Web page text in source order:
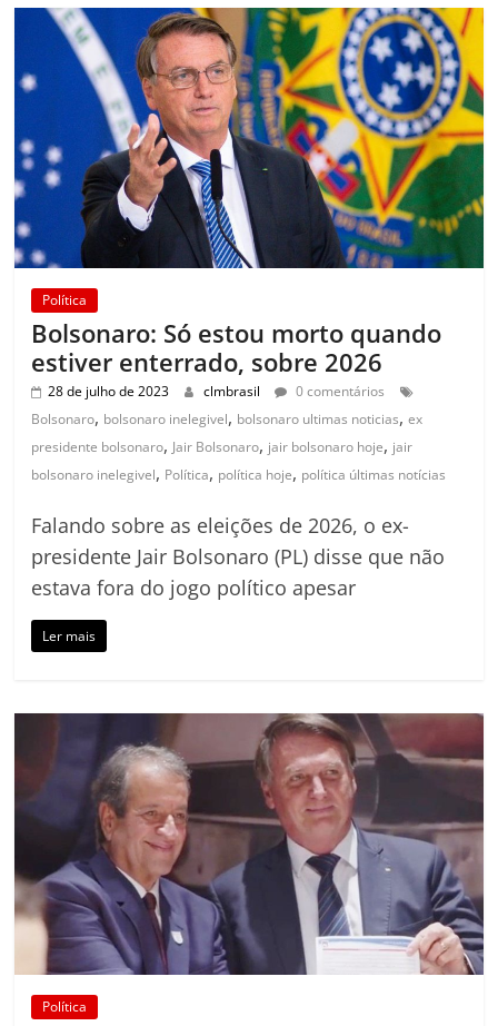
Política
Bolsonaro: Só estou morto quando
estiver enterrado, sobre 2026
28 de julho de 2023 clmbrasil
0 comentários
Bolsonaro, bolsonaro inelegivel, bolsonaro ultimas noticias,ex
presidente bolsonaro, Jair Bolsonaro, jair bolsonaro hoje, jair
bolsonaro inelegivel, Política, política hoje, política últimas notícias
Falando sobre as eleições de 2026, o ex-
presidente Jair Bolsonaro (PL) disse que não
estava fora do jogo político apesar
Ler mais
Política